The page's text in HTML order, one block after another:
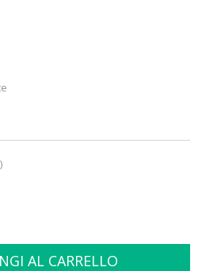
AL CARRELLO